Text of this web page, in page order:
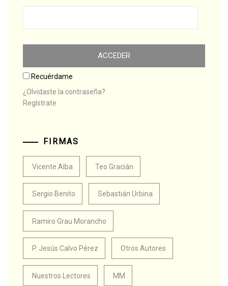
Recuérdame
¿Olvidaste la contraseña?
Regístrate
FIRMAS
Vicente Alba Teo Gracián
Sergio Benito Sebastián Urbina
Ramiro Grau Morancho
P. Jesús Calvo Pérez Otros Autores
Nuestros Lectores MM